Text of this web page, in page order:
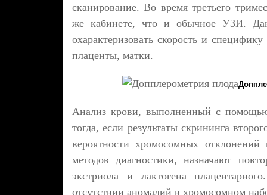
сканирование. Во время третьего
же кабинете, что и обычное УЗИ.
охарактеризовать скорость и
плаценты, матки.
Анализ крови, выполненный с помощью
тогда, если результаты скрининга
вероятности хромосомных
методов диагностики, назначают
экстриола и лактогена
отсутствии аномалий в хромосомном